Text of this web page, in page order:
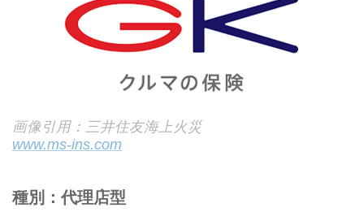
画像引用：三井住友海上火災
www.ms-ins.com
種別：代理店型